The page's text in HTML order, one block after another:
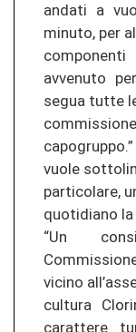
andati a
minuto, per
avvenuto
segua tutte
vuole
particolare,
quotidiano la
“Un
vicino
cultura
carattere